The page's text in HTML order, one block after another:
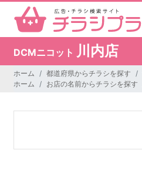
DCMニコット 川内店
ホーム 都道府県からチラシを探す
ホーム
お店の名前からチラシを探す